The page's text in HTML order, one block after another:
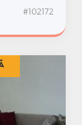
#102172